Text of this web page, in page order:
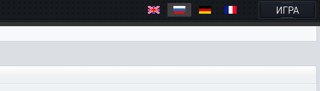
ИГРА